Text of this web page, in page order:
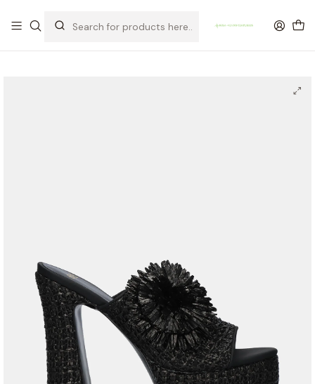
OFERTA DE PORTES DE ENVIO em compras para Portugal superiores a
80€ de artigos sem promoção